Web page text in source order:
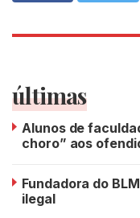
últimas
Alunos de
choro” aos
Fundadora do
ilegal